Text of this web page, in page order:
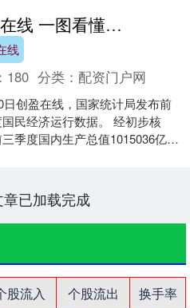
该书填补了中.... 创盈在线 一图看懂｜我国前三季度经济数据出炉 GDP同比增长5.2%
线
180 分类：配资门户网
日创盈在线，国家统计局发布前
民经济运行数据。 经初步核
季度国内生产总值1015036亿
已加载完成
股流入 个股流出
换手率